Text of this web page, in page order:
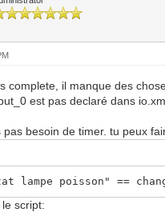
id="input_0"
complete, il manque des
est pas declaré dans
pas besoin de timer. tu peux
lampe poisson" ==
script: